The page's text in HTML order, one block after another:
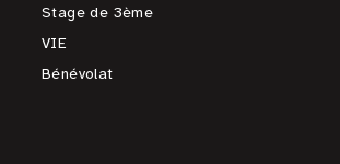
Stage de 3ème
VIE
Bénévolat